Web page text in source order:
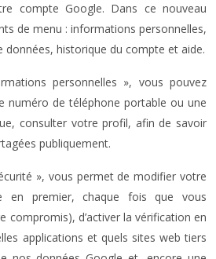
compte Google. Dans ce nouveau
de menu : informations personnelles,
données, historique du compte et aide.
personnelles », vous pouvez
numéro de téléphone portable ou une
consulter votre profil, afin de savoir
publiquement.
», vous permet de modifier votre
premier, chaque fois que vous
compromis), d’activer la vérification en
applications et quels sites web tiers